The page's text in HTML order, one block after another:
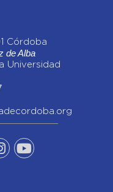
Córdoba
de Alba
Universidad